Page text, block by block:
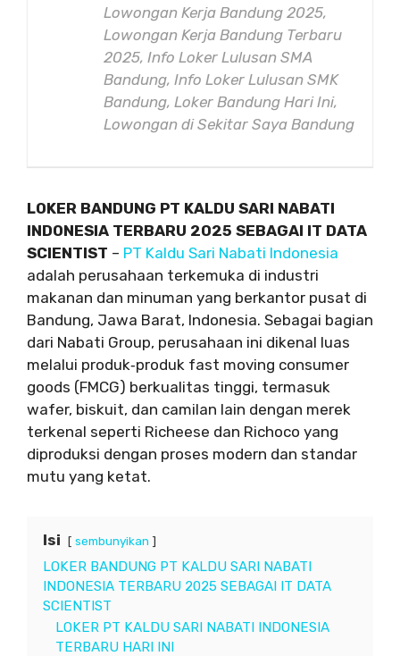
Lowongan Kerja Bandung 2025,
Lowongan Kerja Bandung Terbaru
2025, Info Loker Lulusan SMA
Bandung, Info Loker Lulusan SMK
Bandung, Loker Bandung Hari Ini,
Lowongan di Sekitar Saya Bandung
LOKER BANDUNG PT KALDU SARI NABATI
INDONESIA TERBARU 2025 SEBAGAI IT DATA
SCIENTIST – PT Kaldu Sari Nabati Indonesia
adalah perusahaan terkemuka di industri
makanan dan minuman yang berkantor pusat di
Bandung, Jawa Barat, Indonesia. Sebagai bagian
dari Nabati Group, perusahaan ini dikenal luas
melalui produk‑produk fast moving consumer
goods (FMCG) berkualitas tinggi, termasuk
wafer, biskuit, dan camilan lain dengan merek
terkenal seperti Richeese dan Richoco yang
diproduksi dengan proses modern dan standar
mutu yang ketat.
Isi sembunyikan
LOKER BANDUNG PT KALDU SARI NABATI
INDONESIA TERBARU 2025 SEBAGAI IT DATA
SCIENTIST
LOKER PT KALDU SARI NABATI INDONESIA
TERBARU HARI INI